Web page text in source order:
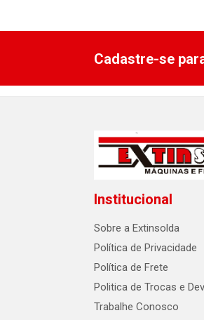
Cadastre-se
Institucional
Sobre a Extinsolda
Política de Privacidade
Política de Frete
Politica de Trocas e
Trabalhe Conosco